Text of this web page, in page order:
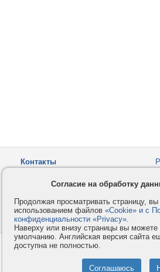
Контакты
Как оплатить
© 2008-2026VMESTE.EU
Согласие на обработку
Продолжая просматривать страницу,
использованием файлов «Cookie» и с
конфиденциальности «Privacy».
Наверху или внизу страницы вы можете
умолчанию. Английская версия сайта
доступна не полностью.